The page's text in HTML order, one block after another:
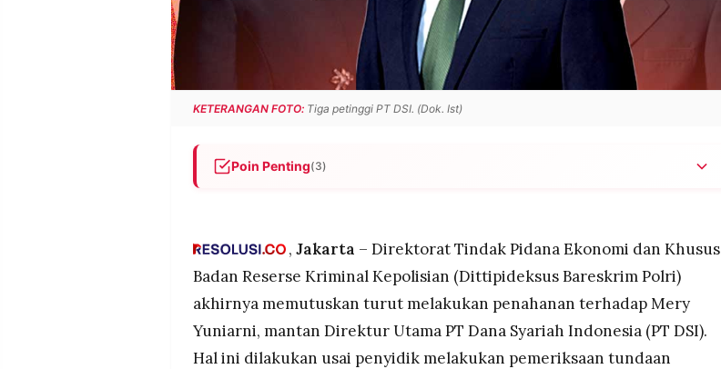
KETERANGAN FOTO: Tiga petinggi PT DSI. (Dok. Ist)
Poin Penting(3)
Mery diperiksa 70 pertanyaan terkait dugaan penggelapan, penipuan,
lender DSI
Penyidik koordinasi dengan Kejaksaan, PPATK, dan LPSK untuk penelusuran
aset (asset tracing) tiga petinggi DSI demi pemulihan kerugian korban
, Jakarta – Direktorat Tindak Pidana Ekonomi dan Khusus
Badan Reserse Kriminal Kepolisian (Dittipideksus Bareskrim Polri)
akhirnya memutuskan turut melakukan penahanan terhadap Mery
Yuniarni, mantan Direktur Utama PT Dana Syariah Indonesia (PT DSI).
Hal ini dilakukan usai penyidik melakukan pemeriksaan tundaan